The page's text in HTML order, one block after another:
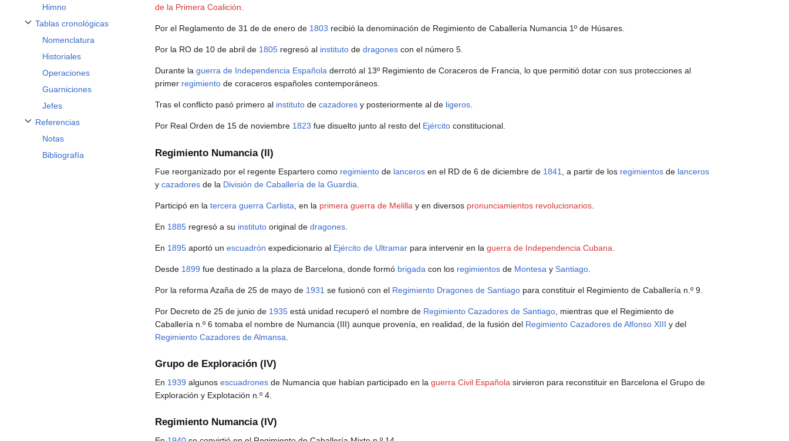
Himno
Tablas cronológicas
Alternar subsección Tablas cronológicas
Nomenclatura
Historiales
Operaciones
Guarniciones
Jefes
Referencias
Alternar subsección Referencias
Notas
Bibliografía
de la Primera Coalición
Por el Reglamento de 31 de de enero de 1803 recibió la denominación de Regimiento de Caballería Numancia 1º de Húsares.
Por la RO de 10 de abril de 1805 regresó al instituto de dragones con el número 5.
Durante la guerra de Independencia Española derrotó al 13º Regimiento de Coraceros de Francia, lo que permitió dotar con sus protecciones al
primer regimiento de coraceros españoles contemporáneos.
Tras el conflicto pasó primero al instituto de cazadores y posteriormente al de ligeros
Por Real Orden de 15 de noviembre 1823 fue disuelto junto al resto del Ejército constitucional.
Regimiento Numancia (II)
Fue reorganizado por el regente Espartero como regimiento de lanceros en el RD de 6 de diciembre de 1841 , a partir de los regimientos de lanceros
y cazadores de la División de Caballería de la Guardia
Participó en la tercera guerra Carlista , en la primera guerra de Melilla y en diversos pronunciamientos revolucionarios
En 1885 regresó a su instituto original de dragones
En 1895 aportó un escuadrón expedicionario al Ejército de Ultramar para intervenir en la guerra de Independencia Cubana
Desde 1899 fue destinado a la plaza de Barcelona, donde formó brigada con los regimientos de Montesa y Santiago
Por la reforma Azaña de 25 de mayo de 1931 se fusionó con el Regimiento Dragones de Santiago para constituir el Regimiento de Caballería n.º 9.
Por Decreto de 25 de junio de 1935 está unidad recuperó el nombre de Regimiento Cazadores de Santiago , mientras que el Regimiento de
Caballería n.º 6 tomaba el nombre de Numancia (III) aunque provenía, en realidad, de la fusión del Regimiento Cazadores de Alfonso XIII y del
Regimiento Cazadores de Almansa
Grupo de Exploración (IV)
En 1939 algunos escuadrones de Numancia que habían participado en la guerra Civil Española sirvieron para reconstituir en Barcelona el Grupo de
Exploración y Explotación n.º 4.
Regimiento Numancia (IV)